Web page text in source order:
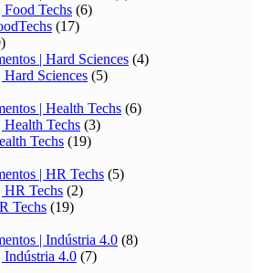
Food Techs (6)
(17)
| Hard Sciences (4)
Hard Sciences (5)
| Health Techs (6)
Health Techs (3)
Techs (19)
| HR Techs (5)
HR Techs (2)
Techs (19)
| Indústria 4.0 (8)
Indústria 4.0 (7)